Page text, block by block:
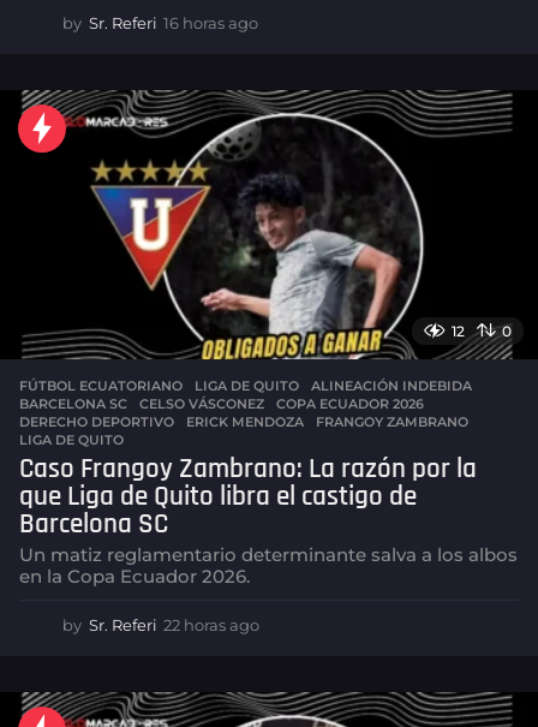
by Sr. Referi 16 horas ago
o
r
a
g
o
12 0
FÚTBOL ECUATORIANO ,LIGA DE QUITO ALINEACIÓN INDEBIDA
BARCELONA SC
,CELSO VÁSCONEZ ,COPA ECUADOR 2026
DERECHO DEPORTIVO
,ERICK MENDOZA ,FRANGOY ZAMBRANO
LIGA DE QUITO
Caso Frangoy Zambrano: La razón por la
que Liga de Quito libra el castigo de
Barcelona SC
Un matiz reglamentario determinante salva a los albos
en la Copa Ecuador 2026.
by Sr. Referi 22 horas ago
o
r